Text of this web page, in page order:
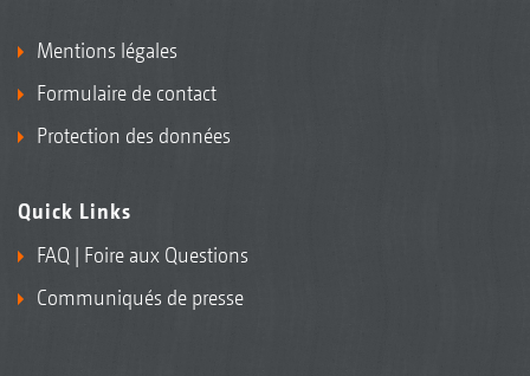
Mentions légales
Formulaire de contact
Protection des données
Quick Links
FAQ | Foire aux Questions
Communiqués de presse